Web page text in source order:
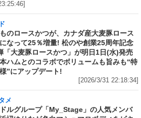
のロースかつが、カナダ産大麦豚ロース
なって25％増量! 松のや創業25周年記念
「大麦豚ロースかつ」が明日1日(水)発売
ハムとのコラボでボリュームも旨みも“特
”にアップデート!
[2026/3/31 22:18:34]
メ
ルグループ「My_Stage」の人気メンバ